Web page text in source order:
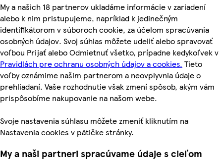
My a našich 18 partnerov ukladáme informácie v zariadení
alebo k nim pristupujeme, napríklad k jedinečným
identifikátorom v súboroch cookie, za účelom spracúvania
osobných údajov. Svoj súhlas môžete udeliť alebo spravovať
voľbou Prijať alebo Odmietnuť všetko, prípadne kedykoľvek v
Pravidlách pre ochranu osobných údajov a cookies. Tieto
voľby oznámime našim partnerom a neovplyvnia údaje o
prehliadaní. Vaše rozhodnutie však zmení spôsob, akým vám
prispôsobíme nakupovanie na našom webe.
Svoje nastavenia súhlasu môžete zmeniť kliknutím na
Nastavenia cookies v pätičke stránky.
My a naši partneri spracúvame údaje s cieľom